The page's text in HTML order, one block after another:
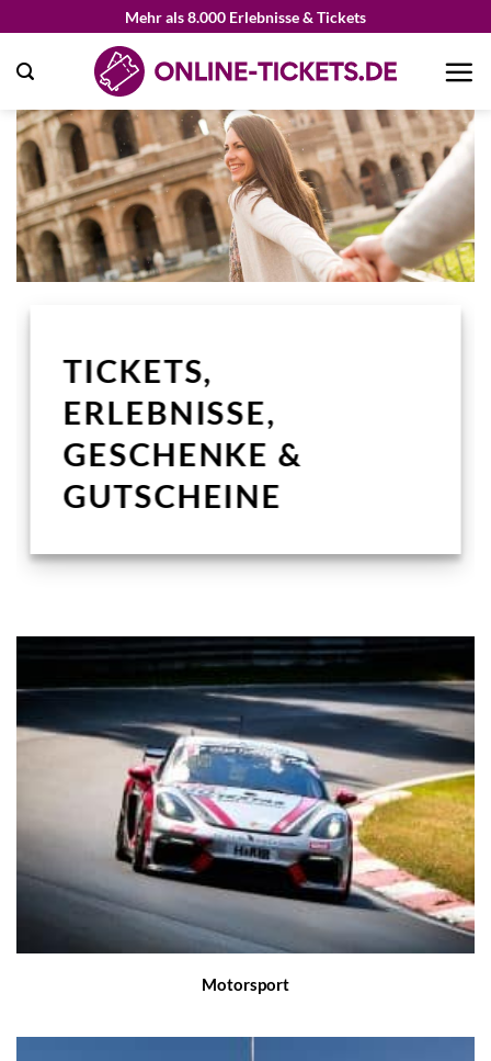
springen
Mehr als 8.000 Erlebnisse & Tickets
TICKETS,
ERLEBNISSE,
GESCHENKE &
GUTSCHEINE
Motorsport